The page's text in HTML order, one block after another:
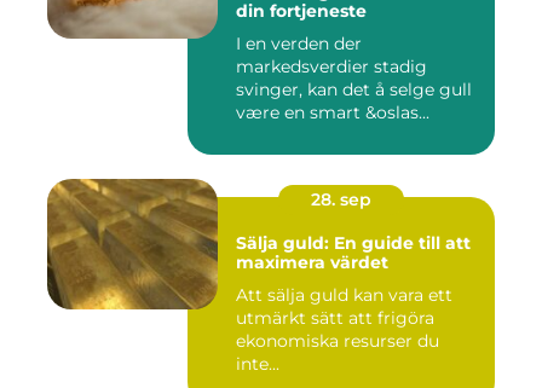
din fortjeneste
I en verden der
markedsverdier stadig
svinger, kan det å selge gull
være en smart &oslas...
28. sep
Sälja guld: En guide till att
maximera värdet
Att sälja guld kan vara ett
utmärkt sätt att frigöra
ekonomiska resurser du
inte...